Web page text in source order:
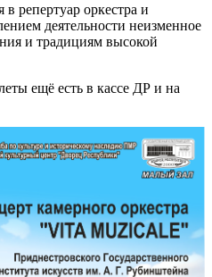
репертуар оркестра и
деятельности неизменное
и традициям высокой
ещё есть в кассе ДР и на